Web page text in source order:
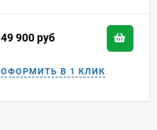
49 900руб